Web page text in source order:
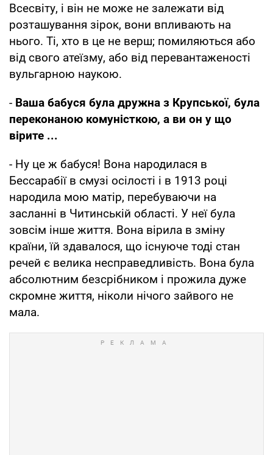
Всесвіту, і він не може не залежати від
розташування зірок, вони впливають на
нього. Ті, хто в це не верш; помиляються або
від свого атеїзму, або від перевантаженості
вульгарною наукою.
- Ваша бабуся була дружна з Крупської, була
переконаною комуністкою, а ви он у що
вірите ...
- Ну це ж бабуся! Вона народилася в
Бессарабії в смузі осілості і в 1913 році
народила мою матір, перебуваючи на
засланні в Читинській області. У неї була
зовсім інше життя. Вона вірила в зміну
країни, їй здавалося, що існуюче тоді стан
речей є велика несправедливість. Вона була
абсолютним безсрібником і прожила дуже
скромне життя, ніколи нічого зайвого не
мала.